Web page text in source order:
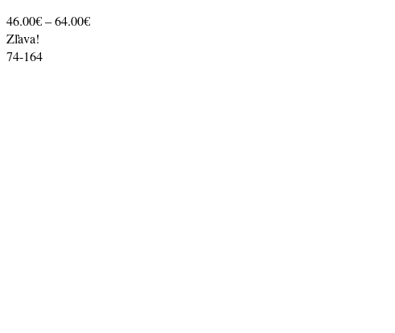
46.00€–64.00€Price
Zľava!
74-164